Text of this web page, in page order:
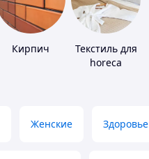
Кирпич
Текстиль для
horeca
Женские Здоровье